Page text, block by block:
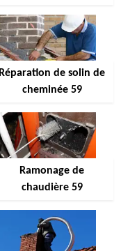
Réparation de solin de
cheminée 59
Ramonage de
chaudière 59